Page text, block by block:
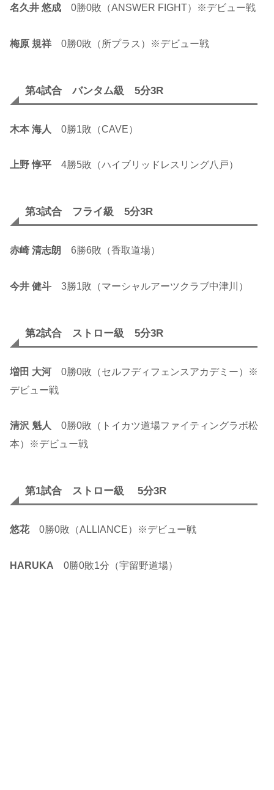
名久井 悠成 0勝0敗（ANSWER FIGHT）※デビュー戦
梅原 規祥0勝0敗（所プラス）※デビュー戦
第4試合 バンタム級 5分3R
木本 海人 0勝1敗（CAVE）
上野 惇平 4勝5敗（ハイブリッドレスリング八戸）
第3試合 フライ級 5分3R
赤崎 清志朗 6勝6敗（香取道場）
今井 健斗 3勝1敗（マーシャルアーツクラブ中津川）
第2試合 ストロー級 5分3R
増田 大河0勝0敗（セルフディフェンスアカデミー）※
デビュー戦
清沢 魁人
0勝0敗（トイカツ道場ファイティングラボ松
本）※デビュー戦
第1試合 ストロー級 5分3R
悠花0勝0敗（ALLIANCE）※デビュー戦
HARUKA 0勝0敗1分（宇留野道場）